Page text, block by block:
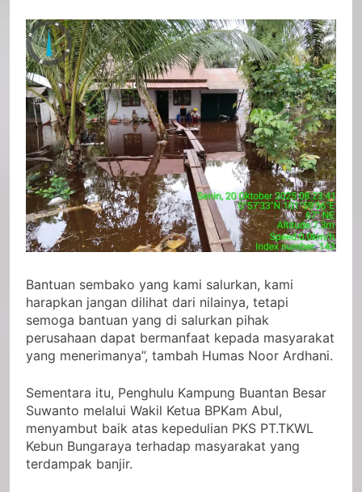
Bantuan sembako yang kami salurkan, kami
harapkan jangan dilihat dari nilainya, tetapi
semoga bantuan yang di salurkan pihak
perusahaan dapat bermanfaat kepada masyarakat
yang menerimanya”, tambah Humas Noor Ardhani.
Sementara itu, Penghulu Kampung Buantan Besar
Suwanto melalui Wakil Ketua BPKam Abul,
menyambut baik atas kepedulian PKS PT.TKWL
Kebun Bungaraya terhadap masyarakat yang
terdampak banjir.